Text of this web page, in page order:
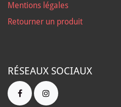
Mentions légales
Retourner un produit
RÉSEAUX SOCIAUX